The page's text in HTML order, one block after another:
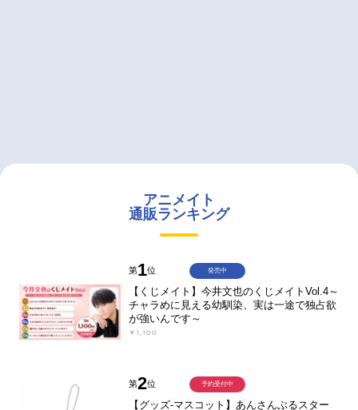
アニメイト
通販ランキング
第1位
【くじメイト】今井文也のくじメイトVol.4～
チャラめに見える幼馴染、実は一途で独占欲
が強いんです～
￥1,100
発売中
第2位
【グッズ-マスコット】あんさんぶるスター
予約受付中